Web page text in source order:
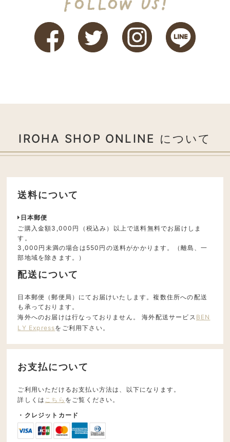
IROHA SHOP ONLINE について
送料について
日本郵便
ご購入金額3,000円（税込み）以上で送料無料でお届けしま
す。
3,000円未満の場合は550円の送料がかかります。（離島、一
部地域を除きます。）
配送について
日本郵便（郵便局）にてお届けいたします。複数住所への配送
も承っております。
海外へのお届けは行なっておりません。 海外配送サービス BEN
LY Expressをご利用下さい。
お支払について
ご利用いただけるお支払い方法は、以下になります。
詳しくは こちら をご覧ください。
・クレジットカード